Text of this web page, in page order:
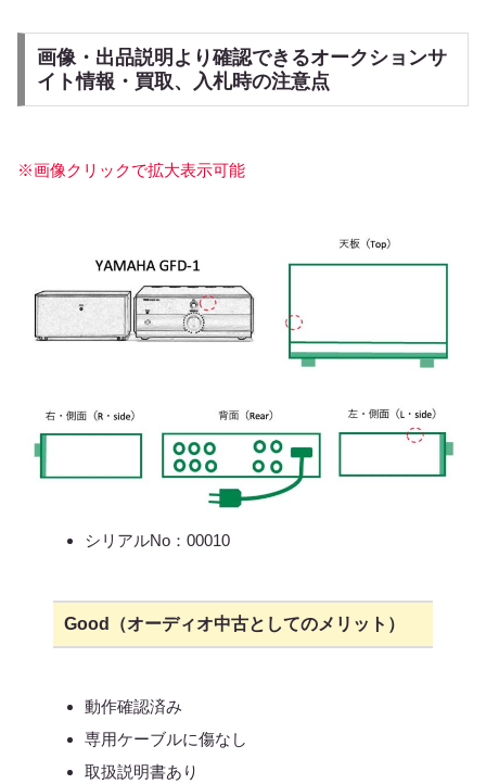
画像・出品説明より確認できるオークションサ
イト情報・買取、入札時の注意点
※画像クリックで拡大表示可能
シリアルNo：00010
Good（オーディオ中古としてのメリット）
動作確認済み
専用ケーブルに傷なし
取扱説明書あり